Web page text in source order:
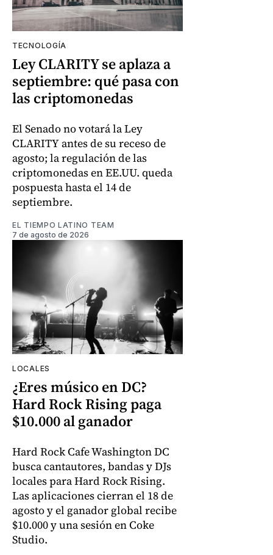
TECNOLOGÍA
Ley CLARITY se aplaza a
septiembre: qué pasa con
las criptomonedas
El Senado no votará la Ley
CLARITY antes de su receso de
agosto; la regulación de las
criptomonedas en EE.UU. queda
pospuesta hasta el 14 de
septiembre.
EL TIEMPO LATINO TEAM
7 de agosto de 2026
LOCALES
¿Eres músico en DC?
Hard Rock Rising paga
$10.000 al ganador
Hard Rock Cafe Washington DC
busca cantautores, bandas y DJs
locales para Hard Rock Rising.
Las aplicaciones cierran el 18 de
agosto y el ganador global recibe
$10.000 y una sesión en Coke
Studio.